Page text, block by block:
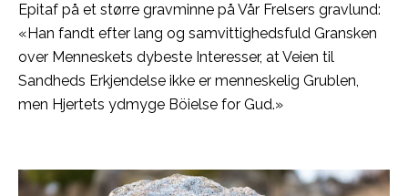
Epitaf på et større gravminne på Vår Frelsers gravlund:
«Han fandt efter lang og samvittighedsfuld Gransken
over Menneskets dybeste Interesser, at Veien til
Sandheds Erkjendelse ikke er menneskelig Grublen,
men Hjertets ydmyge Böielse for Gud.»